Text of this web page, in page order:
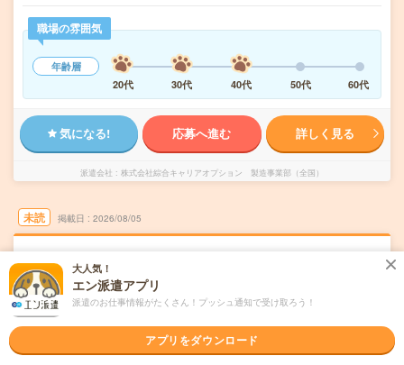
職場の雰囲気
年齢層
20代
30代 40代 50代 60代
気になる! 応募へ進む 詳しく見る
派遣会社 株式会社綜合キャリアオプション 製造事業部（全国）
未読 掲載日 2026/08/05
【経験者歓迎！】くるま用ガラスのリーチ運
搬・荷物チェック・廃材運搬/日払いOK
交通費別途支給あり 土日祝日が休み WEB登録OK 派遣
愛知県豊田市
知立駅から車18分
大人気！
エン派遣アプリ
派遣のお仕事情報がたくさん！プッシュ通知で受け取ろう！
アプリをダウンロード